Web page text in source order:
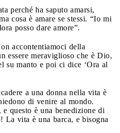
perché ha saputo amarsi,
cosa è amare se stessi. “Io mi
posso dare amore”.
accontentiamoci della
essere meraviglioso che è Dio,
su manto e poi ci dice ‘Ora al
a una donna nella vita è
di venire al mondo.
questo è una benedizione di
vita è una barca, e bisogna